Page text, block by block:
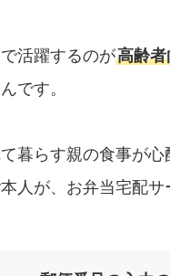
活躍するのが高齢者
です。
暮らす親の食事が
人が、お弁当宅配サ